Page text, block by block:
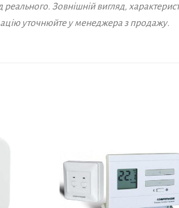
реального. Зовнішній вигляд,
уточнюйте у менеджера з продажу.